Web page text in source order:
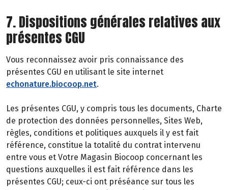
7. Dispositions générales relatives aux
présentes CGU
Vous reconnaissez avoir pris connaissance des
présentes CGU en utilisant le site internet
echonature.biocoop.net.
Les présentes CGU, y compris tous les documents, Charte
de protection des données personnelles, Sites Web,
règles, conditions et politiques auxquels il y est fait
référence, constitue la totalité du contrat intervenu
entre vous et Votre Magasin Biocoop concernant les
questions auxquelles il est fait référence dans les
présentes CGU; ceux-ci ont préséance sur tous les